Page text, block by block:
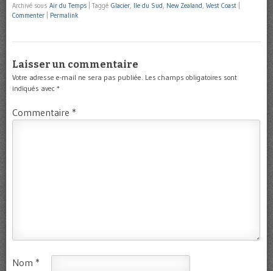
Archivé sous Air du Temps Taggé Glacier Ile du Sud New Zealand West Coast
Commenter
Permalink
Laisser un commentaire
Votre adresse e-mail ne sera pas publiée. Les champs obligatoires sont
indiqués avec *
Commentaire *
Nom *